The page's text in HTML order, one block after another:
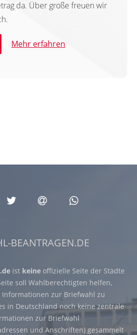
da. Über große freuen wir
Mehr erfahren
BEANTRAGEN.DE
ist keine offizielle Seite der Städte
soll Wahlberechtigten helfen,
zur Briefwahl zu
in Deutschland noch keine zentrale
zur Briefwahl
und Anschriften) gesammelt